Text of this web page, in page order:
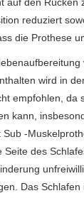
auf den Rücken
reduziert
die Prothese
wird in
empfohlen, da
kann,
-
Seite des
Das Schlafen